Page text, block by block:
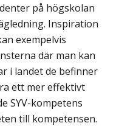
på högskolan
Inspiration
exempelvis
där man kan
i landet de befinner
ett mer effektivt
SYV-kompetens
till kompetensen.